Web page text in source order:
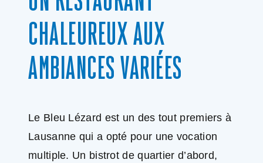
CHALEUREUX AUX
AMBIANCES VARIÉES
Le Bleu Lézard est un des tout premiers à
Lausanne qui a opté pour une vocation
multiple. Un bistrot de quartier d’abord,